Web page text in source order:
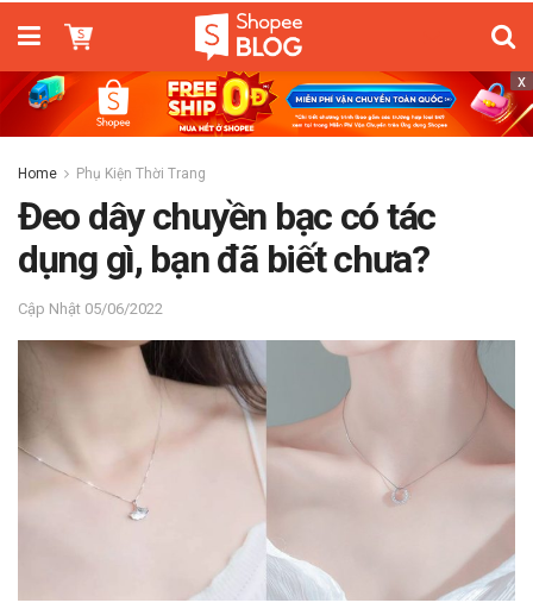
x
Home Phụ Kiện Thời Trang
Đeo dây chuyền bạc có tác
dụng gì, bạn đã biết chưa?
05/06/2022